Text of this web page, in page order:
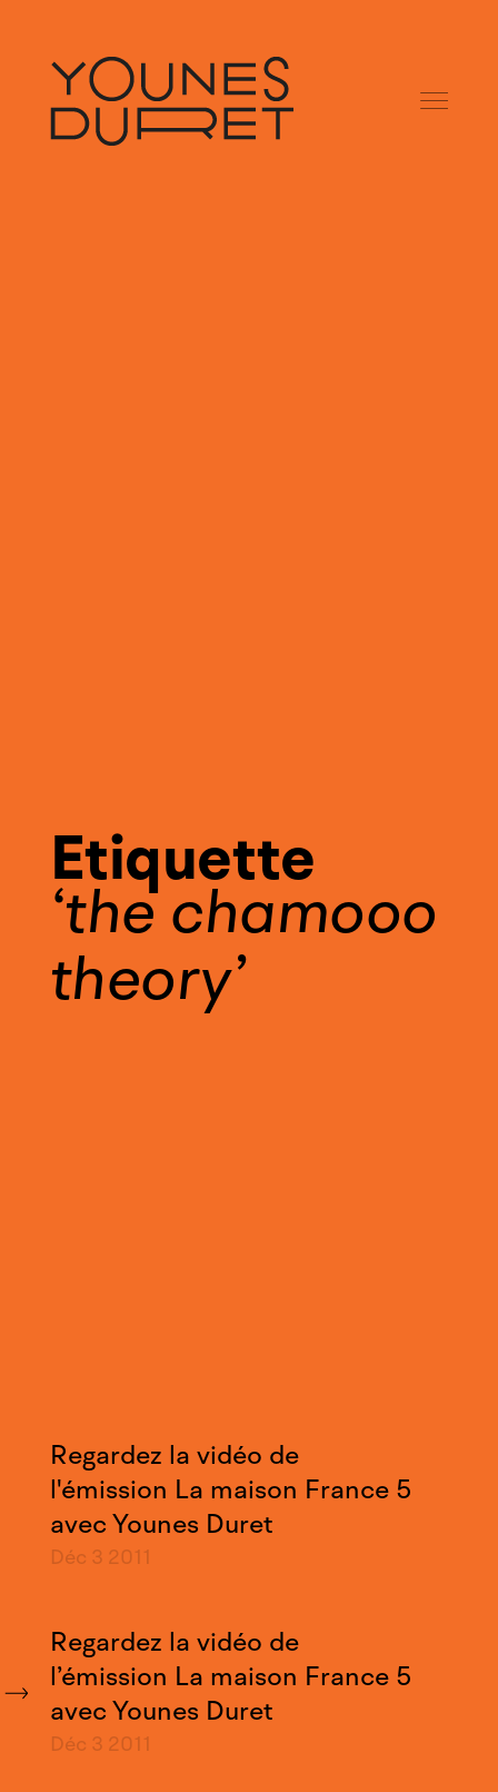
Etiquette
the chamooo
theory
Regardez la vidéo de
l'émission La maison France 5
avec Younes Duret
Déc 3 2011
Regardez la vidéo de
l’émission La maison France 5
avec Younes Duret
Déc 3 2011